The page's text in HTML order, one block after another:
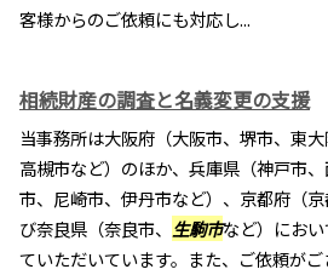
客様からのご依頼にも対応し...
相続財産の調査と名義変更の支援
当事務所は大阪府（大阪市、堺市、東大
高槻市など）のほか、兵庫県（神戸市
市、尼崎市、伊丹市など）、京都府（
び奈良県（奈良市、 生駒市など）にお
ていただいています。また、ご依頼が